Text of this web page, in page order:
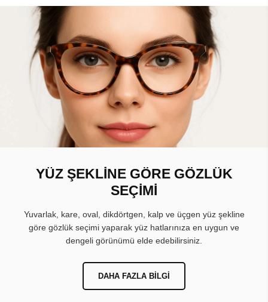
YÜZ ŞEKLİNE GÖRE GÖZLÜK
SEÇİMİ
Yuvarlak, kare, oval, dikdörtgen, kalp ve üçgen yüz şekline
göre gözlük seçimi yaparak yüz hatlarınıza en uygun ve
dengeli görünümü elde edebilirsiniz.
DAHA FAZLA BILGI